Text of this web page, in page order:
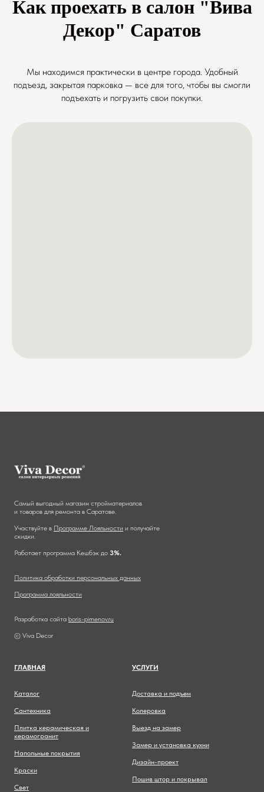
Как проехать в салон "Вива
Декор" Саратов
Мы находимся практически в центре города. Удобный
подъезд, закрытая парковка — все для того, чтобы вы смогли
подъехать и погрузить свои покупки.
Самый выгодный магазин стройматериалов
и товаров для ремонта в Саратове.
Участвуйте в Программе Лояльности и получайте
скидки.
Работает программа Кешбэк до 3%.
Политика обработки персональных данных
Программа лояльности
Разработка сайта boris-pimenov.ru
© Viva Decor
ГЛАВНАЯ
Каталог
Сантехника
Плитка керамическая и
керамогранит
Напольные покрытия
Краски
Свет
УСЛУГИ
Доставка и подъем
Колеровка
Выезд на замер
Замер и установка кухни
Дизайн-проект
Пошив штор и покрывал